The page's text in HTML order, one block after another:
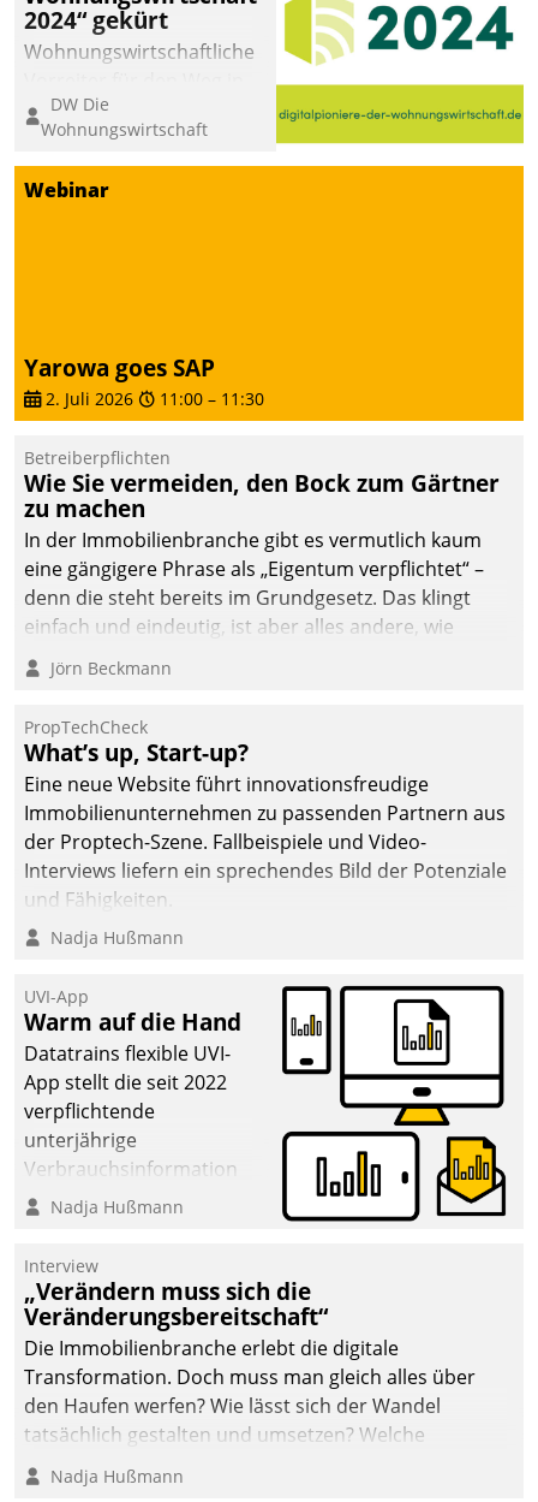
2024“ gekürt
Wohnungswirtschaftliche
eine digitale Zukunft zu
finden, ist das Ziel des
Awards „Digitalpioniere
der
und PropTech.
DW Die
Wohnungswirtschaft
Webinar
Yarowa goes SAP
2. Juli 2026 11:00 – 11:30
Betreiberpflichten
Wie Sie vermeiden, den Bock zum Gärtner
zu machen
In der Immobilienbranche gibt es vermutlich kaum
eine gängigere Phrase als „Eigentum verpflichtet“ –
denn die steht bereits im Grundgesetz. Das klingt
einfach und eindeutig, ist aber alles andere, wie
Branchenbeschäftigte wissen. Denn mit der
Verantwortung folgen Verpflichtungen.
Jörn Beckmann
PropTechCheck
What’s up, Start-up?
Eine neue Website führt innovationsfreudige
Immobilienunternehmen zu passenden Partnern aus
der Proptech-Szene. Fallbeispiele und Video-
Interviews liefern ein sprechendes Bild der Potenziale
und Fähigkeiten.
Nadja Hußmann
UVI-App
Warm auf die Hand
Datatrains flexible UVI-
App stellt die seit 2022
verpflichtende
unterjährige
Verbrauchsinformation
schnell, zuverlässig und
Die monatlichen
Mitteilungen zum
Heizungs- und
Wasserverbrauch gehen
automatisiert, vollständig
und auf Wunsch über
mehrere zuvor
Kommunikationswege bei
Nadja Hußmann
Interview
„Verändern muss sich die
Veränderungsbereitschaft“
Die Immobilienbranche erlebt die digitale
Transformation. Doch muss man gleich alles über
den Haufen werfen? Wie lässt sich der Wandel
tatsächlich gestalten und umsetzen? Welche
Argumente zählen wirklich?
Nadja Hußmann